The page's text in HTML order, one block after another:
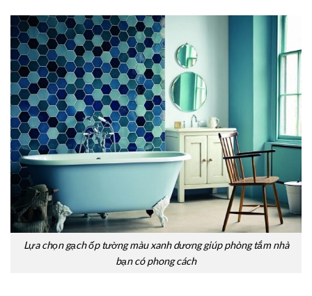
Lựa chọn gạch ốp tường màu xanh dương giúp phòng tắm nhà
bạn có phong cách